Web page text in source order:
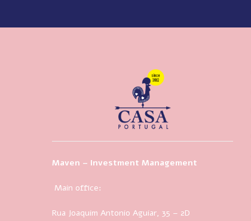
Maven – Investment Management
Main office:
Rua Joaquim Antonio Aguiar, 35 – 2D